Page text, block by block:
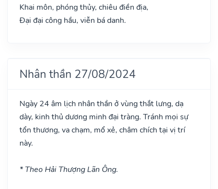
Khai môn, phóng thủy, chiêu điền địa,
Đại đại công hầu, viễn bá danh.
Nhân thần 27/08/2024
Ngày 24 âm lịch nhân thần ở vùng thắt lưng, dạ
dày, kinh thủ dương minh đại tràng. Tránh mọi sự
tổn thương, va chạm, mổ xẻ, châm chích tại vị trí
này.
* Theo Hải Thượng Lãn Ông.